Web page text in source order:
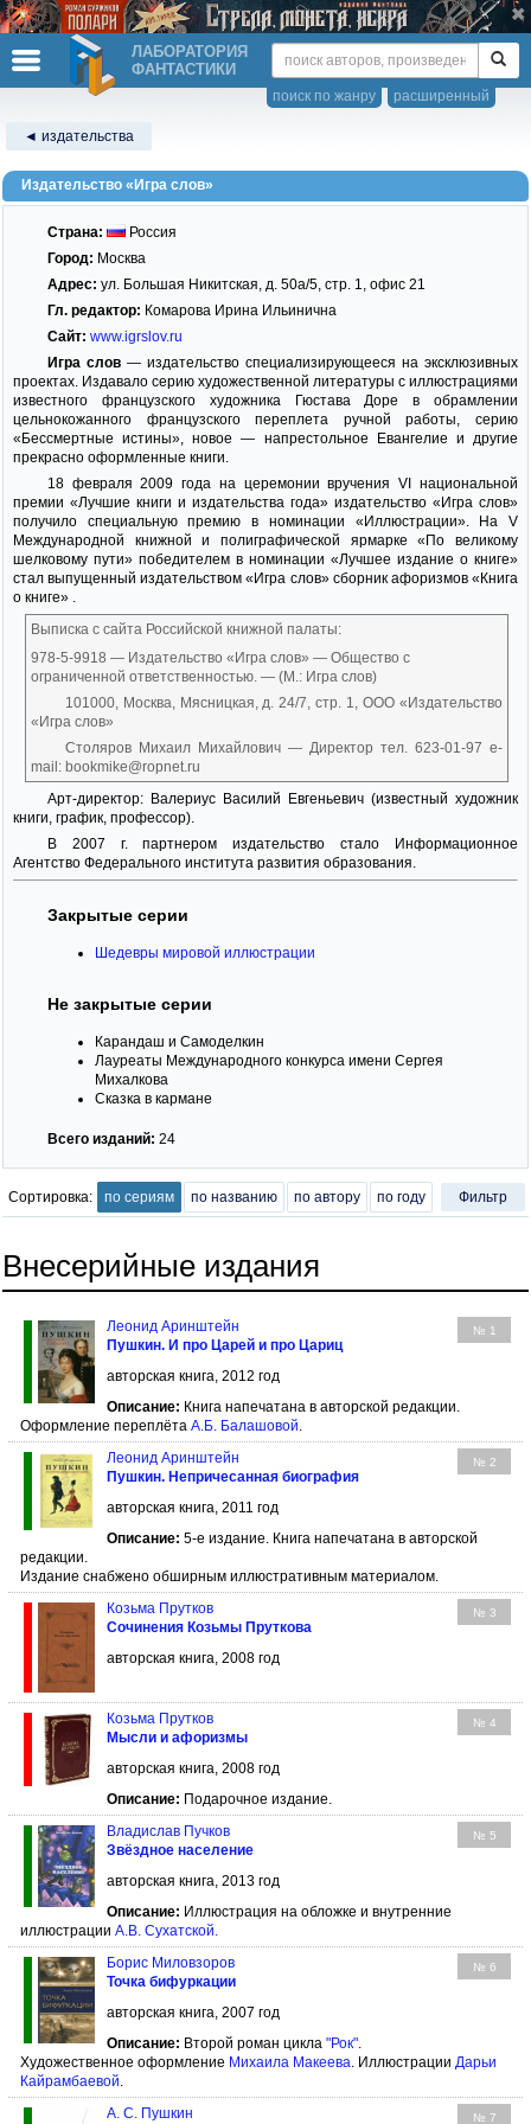
ЛАБОРАТОРИЯ
ФАНТАСТИКИ
расширенный
поиск по жанру
◄ издательства
Издательство «Игра слов»
Страна:
Россия
Город: Москва
Адрес: ул. Большая Никитская, д. 50а/5, стр. 1, офис 21
Гл. редактор: Комарова Ирина Ильинична
Сайт: www.igrslov.ru
Игра слов— издательство специализирующееся на эксклюзивных
проектах. Издавало серию художественной литературы с иллюстрациями
известного французского художника Гюстава Доре в обрамлении
цельнокожанного французского переплета ручной работы, серию
«Бессмертные истины», новое — напрестольное Евангелие и другие
прекрасно оформленные книги.
18 февраля 2009 года на церемонии вручения VI национальной
премии «Лучшие книги и издательства года» издательство «Игра слов»
получило специальную премию в номинации «Иллюстрации». На V
Международной книжной и полиграфической ярмарке «По великому
шелковому пути» победителем в номинации «Лучшее издание о книге»
стал выпущенный издательством «Игра слов» сборник афоризмов «Книга
о книге» .
Выписка с сайта Российской книжной палаты:
978-5-9918 — Издательство «Игра слов» — Общество с
ограниченной ответственностью. — (М.: Игра слов)
101000, Москва, Мясницкая, д. 24/7, стр. 1, ООО «Издательство
«Игра слов»
Столяров Михаил Михайлович — Директор тел. 623-01-97 e-
mail: bookmike@ropnet.ru
Арт-директор: Валериус Василий Евгеньевич (известный художник
книги, график, профессор).
В 2007 г. партнером издательство стало Информационное
Агентство Федерального института развития образования.
Закрытые серии
Шедевры мировой иллюстрации
Не закрытые серии
Карандаш и Самоделкин
Лауреаты Международного конкурса имени Сергея
Михалкова
Сказка в кармане
Всего изданий: 24
Сортировка: по сериям по названию по автору по году Фильтр
Внесерийные издания
№ 1
Леонид Аринштейн
Пушкин. И про Царей и про Цариц
авторская книга, 2012 год
Описание: Книга напечатана в авторской редакции.
Оформление переплёта А.Б. Балашовой.
№ 2
Леонид Аринштейн
Пушкин. Непричесанная биография
авторская книга, 2011 год
Описание: 5-е издание. Книга напечатана в авторской
редакции.
Издание снабжено обширным иллюстративным материалом.
№ 3
Козьма Прутков
Сочинения Козьмы Пруткова
авторская книга, 2008 год
№ 4
Козьма Прутков
Мысли и афоризмы
авторская книга, 2008 год
Описание: Подарочное издание.
№ 5
Владислав Пучков
Звёздное население
авторская книга, 2013 год
Описание: Иллюстрация на обложке и внутренние
иллюстрации А.В. Сухатской
№ 6
Борис Миловзоров
Точка бифуркации
авторская книга, 2007 год
Описание: Второй роман цикла "Рок"
Художественное оформление Михаила Макеева . Иллюстрации Дарьи
Кайрамбаевой
№ 7
А. С. Пушкин